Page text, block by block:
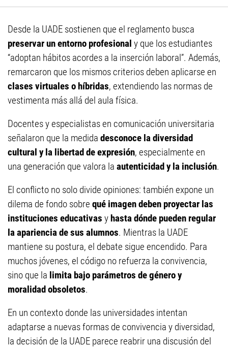
Desde la UADE sostienen que el reglamento busca
preservar un entorno profesional y que los estudiantes
“adoptan hábitos acordes a la inserción laboral”. Además,
remarcaron que los mismos criterios deben aplicarse en
clases virtuales o híbridas, extendiendo las normas de
vestimenta más allá del aula física.
Docentes y especialistas en comunicación universitaria
señalaron que la medida desconoce la diversidad
cultural y la libertad de expresión, especialmente en
una generación que valora la autenticidad y la inclusión.
El conflicto no solo divide opiniones: también expone un
dilema de fondo sobre qué imagen deben proyectar las
instituciones educativas yhasta dónde pueden regular
la apariencia de sus alumnos. Mientras la UADE
mantiene su postura, el debate sigue encendido. Para
muchos jóvenes, el código no refuerza la convivencia,
sino que la limita bajo parámetros de género y
moralidad obsoletos.
En un contexto donde las universidades intentan
adaptarse a nuevas formas de convivencia y diversidad,
la decisión de la UADE parece reabrir una discusión del